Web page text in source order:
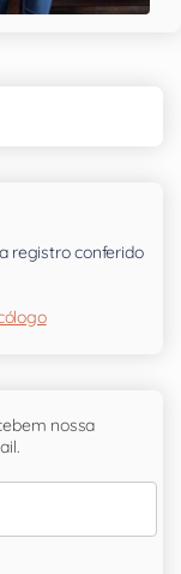
registro conferido
nossa